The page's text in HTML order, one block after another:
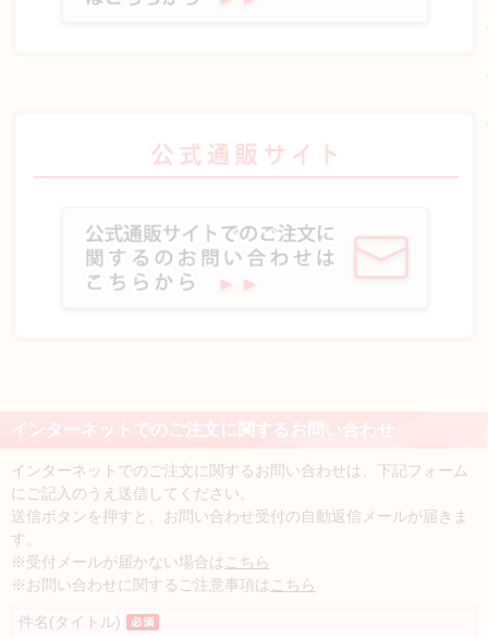
インターネットでのご注文に関するお問い合わせ
インターネットでのご注文に関するお問い合わせは、下記フォーム
にご記入のうえ送信してください。
送信ボタンを押すと、お問い合わせ受付の自動返信メールが届きま
す。
※受付メールが届かない場合は こちら
※お問い合わせに関するご注意事項は こちら
件名(タイトル)